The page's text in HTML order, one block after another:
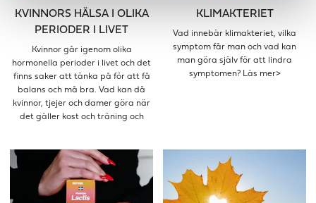
KVINNORS HÄLSA I OLIKA
PERIODER I LIVET
Kvinnor går igenom olika
hormonella perioder i livet och det
finns saker att tänka på för att få
balans och må bra. Vad kan då
kvinnor, tjejer och damer göra när
det gäller kost och träning och
KLIMAKTERIET
Vad innebär klimakteriet, vilka
symptom får man och vad kan
man göra själv för att lindra
symptomen? Läs mer>